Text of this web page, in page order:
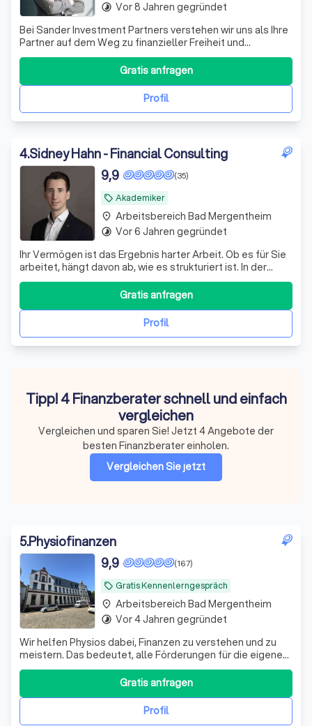
Bei Sander Investment Partners verstehen wir uns als Ihre
Partner auf dem Weg zu finanzieller Freiheit und
Sicherheit. Mit über einem Jahrzehnt Erfahrung im
Investmentbereich und einem engagierten Team aus
Experten bieten wir maßgeschneiderte Anlagestrategien,
die perfekt auf Ihre individuellen Bedü
Profil
Gratis anfragen
timelapse Vor 8 Jahren gegründet
4.Sidney Hahn - Financial Consulting
local_offer Akademiker
(35)
9,9
Ihr Vermögen ist das Ergebnis harter Arbeit. Ob es für Sie
arbeitet, hängt davon ab, wie es strukturiert ist. In der
Praxis zeigen sich bei bestehenden Depots regelmäßig
dieselben Schwachstellen: – eine Zusammensetzung, die
aus einzelnen Empfehlungen gewachsen ist statt aus
Profil
Gratis anfragen
place Arbeitsbereich Bad Mergentheim
timelapse Vor 6 Jahren gegründet
Tipp! 4 Finanzberater schnell und einfach
vergleichen
Vergleichen und sparen Sie! Jetzt 4 Angebote der
besten Finanzberater einholen.
Vergleichen Sie jetzt
5.Physiofinanzen
local_offer Gratis Kennenlerngespräch
(167)
9,9
Wir helfen Physios dabei, Finanzen zu verstehen und zu
meistern. Das bedeutet, alle Förderungen für die eigene
Vorsorge und Absicherung richtig zu nutzen.
Profil
Gratis anfragen
place Arbeitsbereich Bad Mergentheim
timelapse Vor 4 Jahren gegründet